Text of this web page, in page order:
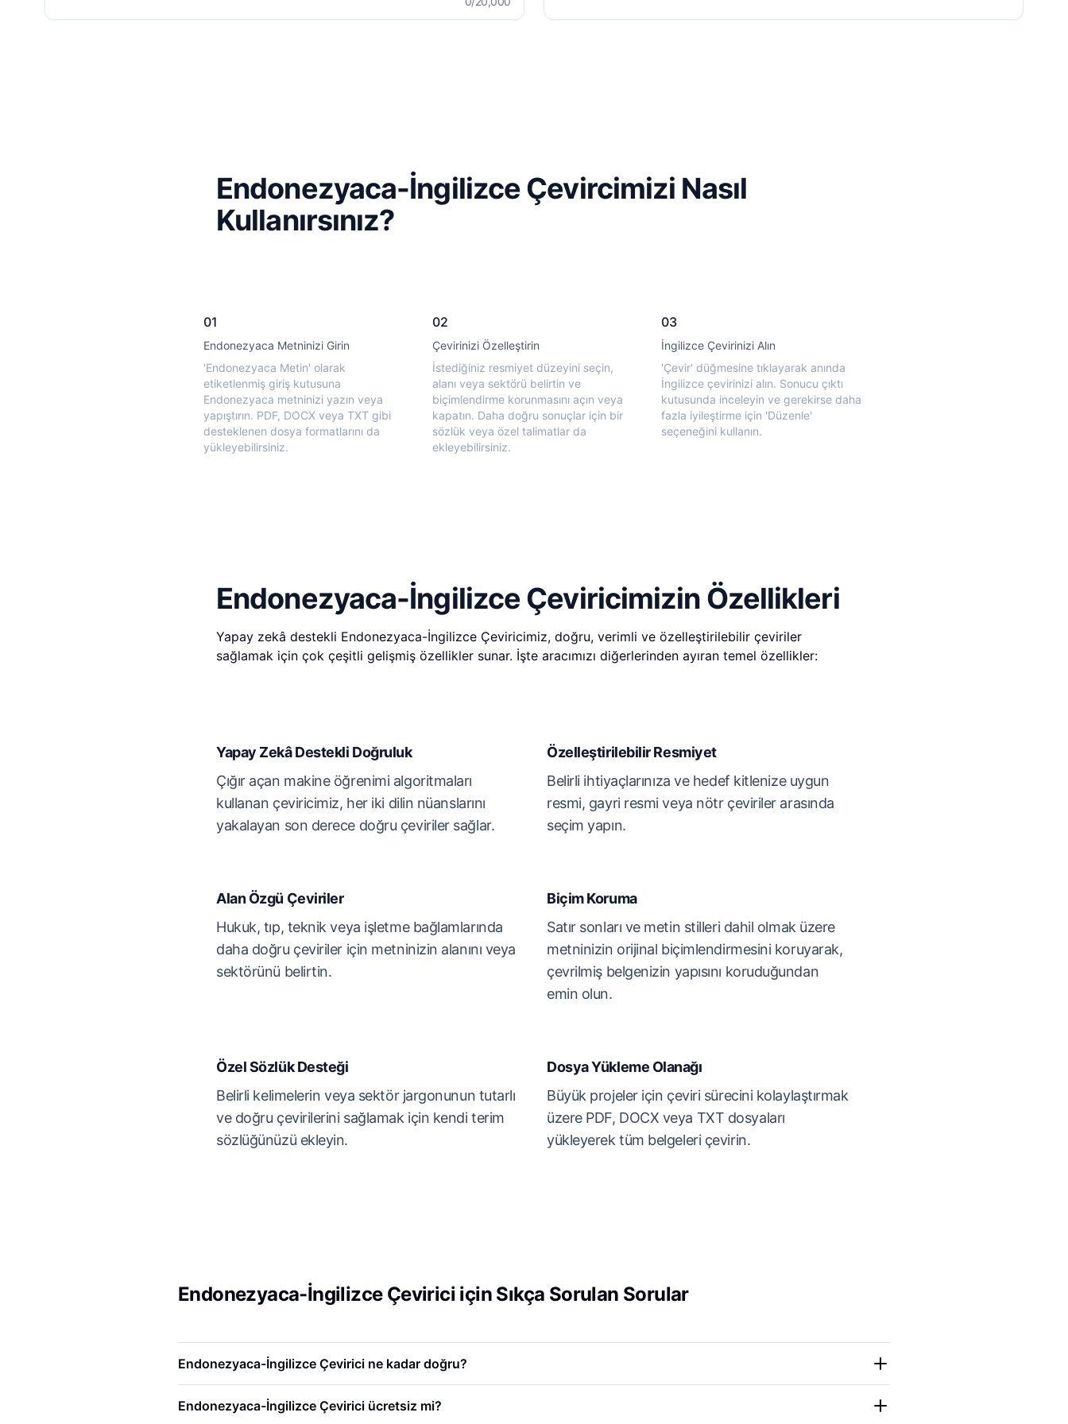
Endonezyaca-İngilizce Çevircimizi Nasıl
Kullanırsınız?
01
Endonezyaca Metninizi Girin
'Endonezyaca Metin' olarak
etiketlenmiş giriş kutusuna
Endonezyaca metninizi yazın veya
yapıştırın. PDF, DOCX veya TXT gibi
desteklenen dosya formatlarını da
yükleyebilirsiniz.
02
Çevirinizi Özelleştirin
İstediğiniz resmiyet düzeyini seçin,
alanı veya sektörü belirtin ve
biçimlendirme korunmasını açın veya
kapatın. Daha doğru sonuçlar için bir
sözlük veya özel talimatlar da
ekleyebilirsiniz.
03
İngilizce Çevirinizi Alın
'Çevir' düğmesine tıklayarak anında
İngilizce çevirinizi alın. Sonucu çıktı
kutusunda inceleyin ve gerekirse daha
fazla iyileştirme için 'Düzenle'
seçeneğini kullanın.
Endonezyaca-İngilizce Çeviricimizin Özellikleri
Yapay zekâ destekli Endonezyaca-İngilizce Çeviricimiz, doğru, verimli ve özelleştirilebilir çeviriler
sağlamak için çok çeşitli gelişmiş özellikler sunar. İşte aracımızı diğerlerinden ayıran temel özellikler:
Yapay Zekâ Destekli Doğruluk
Çığır açan makine öğrenimi algoritmaları
kullanan çeviricimiz, her iki dilin nüanslarını
yakalayan son derece doğru çeviriler sağlar.
Özelleştirilebilir Resmiyet
Belirli ihtiyaçlarınıza ve hedef kitlenize uygun
resmi, gayri resmi veya nötr çeviriler arasında
seçim yapın.
Alan Özgü Çeviriler
Hukuk, tıp, teknik veya işletme bağlamlarında
daha doğru çeviriler için metninizin alanını veya
sektörünü belirtin.
Biçim Koruma
Satır sonları ve metin stilleri dahil olmak üzere
metninizin orijinal biçimlendirmesini koruyarak,
çevrilmiş belgenizin yapısını koruduğundan
emin olun.
Özel Sözlük Desteği
Belirli kelimelerin veya sektör jargonunun tutarlı
ve doğru çevirilerini sağlamak için kendi terim
sözlüğünüzü ekleyin.
Dosya Yükleme Olanağı
Büyük projeler için çeviri sürecini kolaylaştırmak
üzere PDF, DOCX veya TXT dosyaları
yükleyerek tüm belgeleri çevirin.
Endonezyaca-İngilizce Çevirici için Sıkça Sorulan Sorular
Endonezyaca-İngilizce Çevirici ne kadar doğru?
Endonezyaca-İngilizce Çevirici ücretsiz mi?